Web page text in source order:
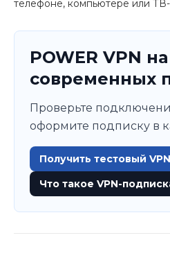
телефоне, компьютере или ТВ-
POWER VPN на
современных
Проверьте
оформите подписку в
Получить тестовый VPN
Что такое VPN-